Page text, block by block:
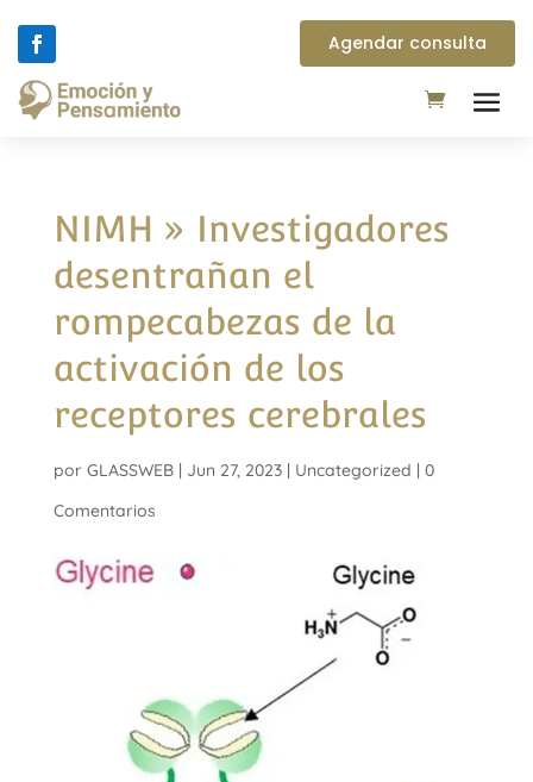
Agendar consulta
NIMH » Investigadores
desentrañan el
rompecabezas de la
activación de los
receptores cerebrales
por GLASSWEB| Jun 27, 2023| Uncategorized | 0
Comentarios